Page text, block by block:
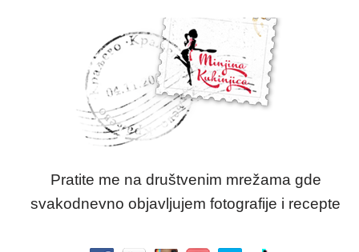
Pratite me na društvenim mrežama gde
svakodnevno objavljujem fotografije i recepte